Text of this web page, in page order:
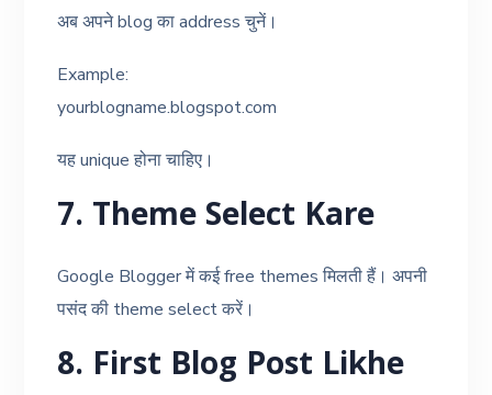
अब अपने blog का address चुनें।
Example:
yourblogname.blogspot.com
यह unique होना चाहिए।
7. Theme Select Kare
Google Blogger में कई free themes मिलती हैं। अपनी
पसंद की theme select करें।
8. First Blog Post Likhe